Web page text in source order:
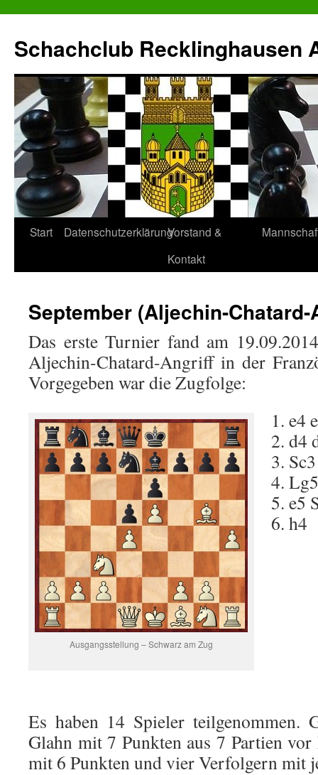
springen
Schachclub Recklinghausen
Start DatenschutzerklärungVorstand &
Kontakt
September (Aljechin-
Das erste Turnier fand am
Aljechin-Chatard-Angriff in der
Vorgegeben war die Zugfolge:
Ausgangsstellung – Schwarz am Zug
1. e4
2. d4
3.
4.
5. e5
6. h4
Es haben 14 Spieler teilgenommen.
Glahn mit 7 Punkten aus 7 Partien
mit 6 Punkten und vier Verfolgern mit